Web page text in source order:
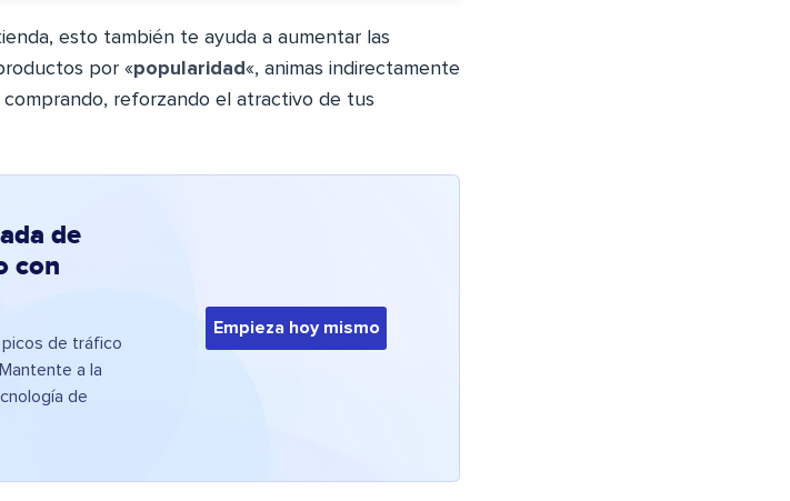
esto también te ayuda a aumentar las
por «popularidad«, animas indirectamente
reforzando el atractivo de tus
de
con
de tráfico
a la
de
Empieza hoy mismo